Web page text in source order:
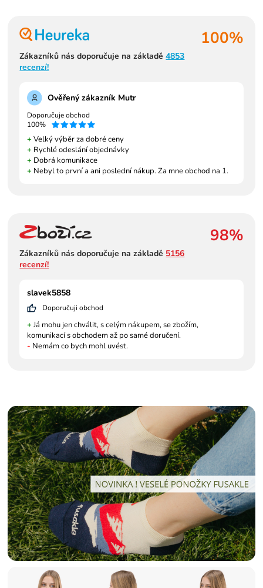
100%
Zákazníků nás doporučuje na základě4853
recenzí!
Ověřený zákazník Mutr
Doporučuje obchod
100%
+ Velký výběr za dobré ceny
+ Rychlé odeslání objednávky
+ Dobrá komunikace
+ Nebyl to první a ani poslední nákup. Za mne obchod na 1.
98%
Zákazníků nás doporučuje na základě 5156
recenzí!
slavek5858
Doporučuji obchod
+ Já mohu jen chválit, s celým nákupem, se zbožím,
komunikací s obchodem až po samé doručení.
- Nemám co bych mohl uvést.